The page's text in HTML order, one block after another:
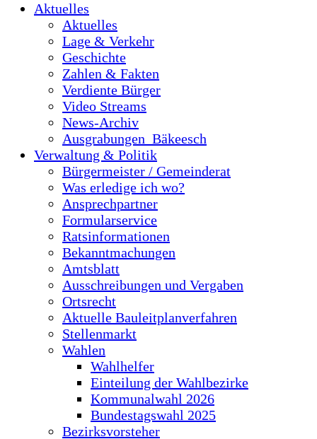
Aktuelles
Aktuelles
Lage & Verkehr
Geschichte
Zahlen & Fakten
Verdiente Bürger
Video Streams
News-Archiv
Ausgrabungen_Bäkeesch
Verwaltung & Politik
Bürgermeister / Gemeinderat
Was erledige ich wo?
Ansprechpartner
Formularservice
Ratsinformationen
Bekanntmachungen
Amtsblatt
Ausschreibungen und Vergaben
Ortsrecht
Aktuelle Bauleitplanverfahren
Stellenmarkt
Wahlen
Wahlhelfer
Einteilung der Wahlbezirke
Kommunalwahl 2026
Bundestagswahl 2025
Bezirksvorsteher